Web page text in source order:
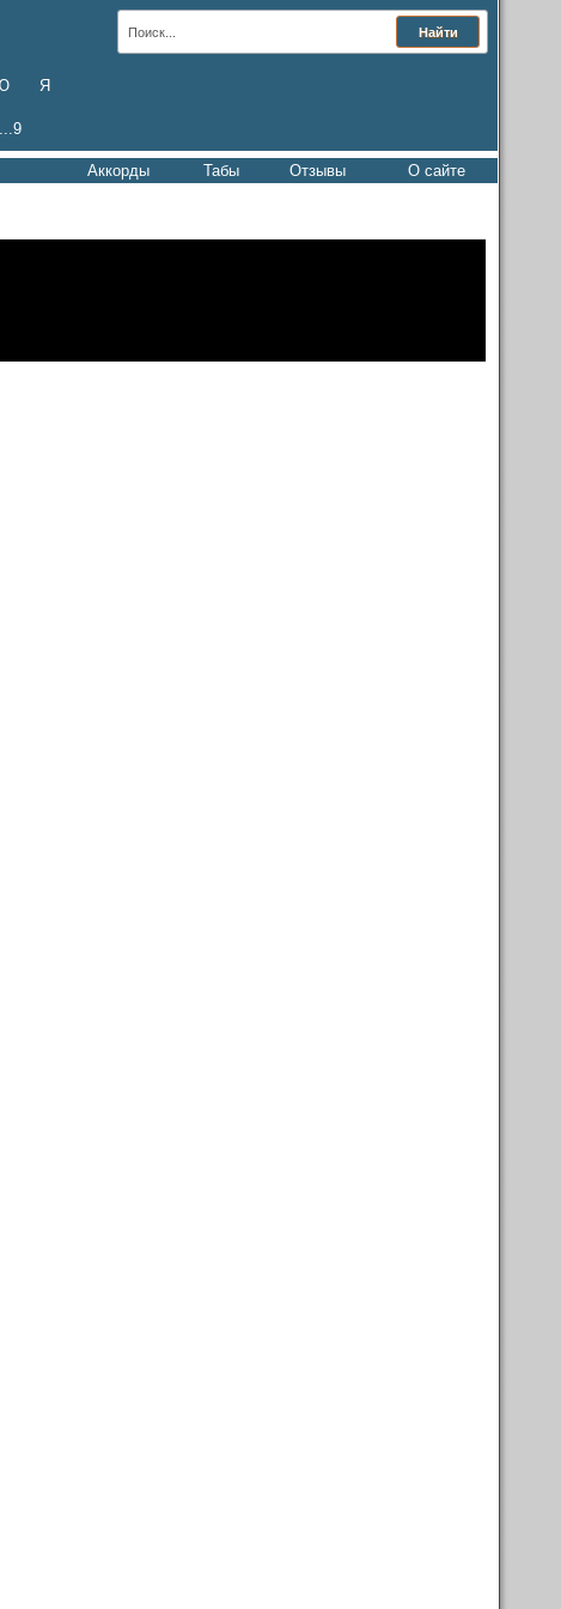
Я
Аккорды Табы Отзывы О сайте